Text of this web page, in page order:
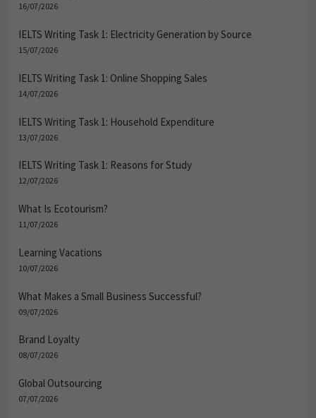
16/07/2026
IELTS Writing Task 1: Electricity Generation by Source
15/07/2026
IELTS Writing Task 1: Online Shopping Sales
14/07/2026
IELTS Writing Task 1: Household Expenditure
13/07/2026
IELTS Writing Task 1: Reasons for Study
12/07/2026
What Is Ecotourism?
11/07/2026
Learning Vacations
10/07/2026
What Makes a Small Business Successful?
09/07/2026
Brand Loyalty
08/07/2026
Global Outsourcing
07/07/2026